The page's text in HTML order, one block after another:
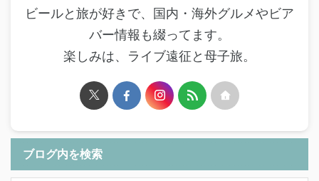
ビールと旅が好きで、国内・海外グルメやビア
バー情報も綴ってます。
楽しみは、ライブ遠征と母子旅。
ブログ内を検索